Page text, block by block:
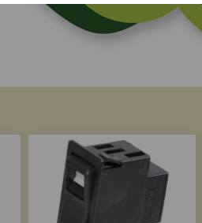
jellegű adatkezelés ellen. A
vagy az adatvédelmi szabályzatunk